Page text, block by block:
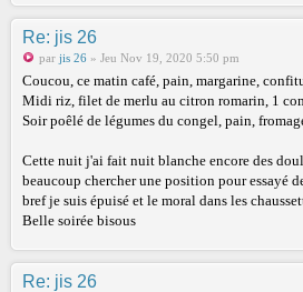
Re: jis 26
par jis 26 » Jeu Nov 19, 2020 5:50 pm
Coucou, ce matin café, pain, margarine,
Midi riz, filet de merlu au citron romarin, 1
Soir poêlé de légumes du congel, pain,
Cette nuit j'ai fait nuit blanche encore des
beaucoup chercher une position pour essayé
bref je suis épuisé et le moral dans les
Belle soirée bisous
Re: jis 26